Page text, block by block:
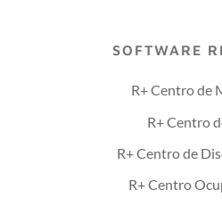
SOFTWARE
R+ Centro de
R+ Centro
R+ Centro de
R+ Centro